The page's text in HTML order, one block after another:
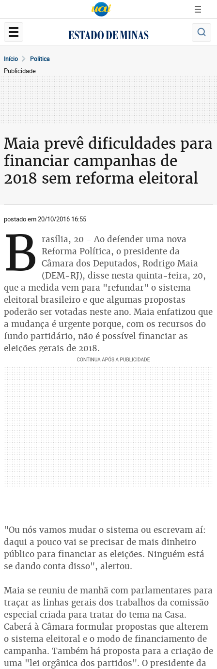
Início Politica
Publicidade
Maia prevê dificuldades para
financiar campanhas de
2018 sem reforma eleitoral
postado em 20/10/2016 16:55
B rasília, 20 - Ao defender uma nova
Reforma Política, o presidente da
Câmara dos Deputados, Rodrigo Maia
(DEM-RJ), disse nesta quinta-feira, 20,
que a medida vem para "refundar" o sistema
eleitoral brasileiro e que algumas propostas
poderão ser votadas neste ano. Maia enfatizou que
a mudança é urgente porque, com os recursos do
fundo partidário, não é possível financiar as
eleições gerais de 2018.
"Ou nós vamos mudar o sistema ou escrevam aí:
daqui a pouco vai se precisar de mais dinheiro
público para financiar as eleições. Ninguém está
se dando conta disso", alertou.
Maia se reuniu de manhã com parlamentares para
traçar as linhas gerais dos trabalhos da comissão
especial criada para tratar do tema na Casa.
Caberá à Câmara formular propostas que alterem
o sistema eleitoral e o modo de financiamento de
campanha. Também há proposta para a criação de
uma "lei orgânica dos partidos". O presidente da